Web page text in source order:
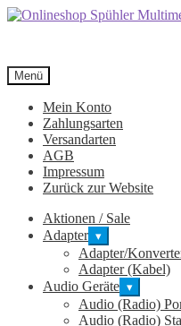
Zur
Zum
Menü
Mein Konto
Zahlungsarten
Versandarten
AGB
Impressum
Zurück zur Website
Aktionen / Sale
Adapter ▾
Adapter/
Adapter (Kabel)
Audio Geräte ▾
Audio (Radio)
Audio (Radio)